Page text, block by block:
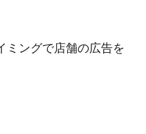
ミングで店舗の広告を